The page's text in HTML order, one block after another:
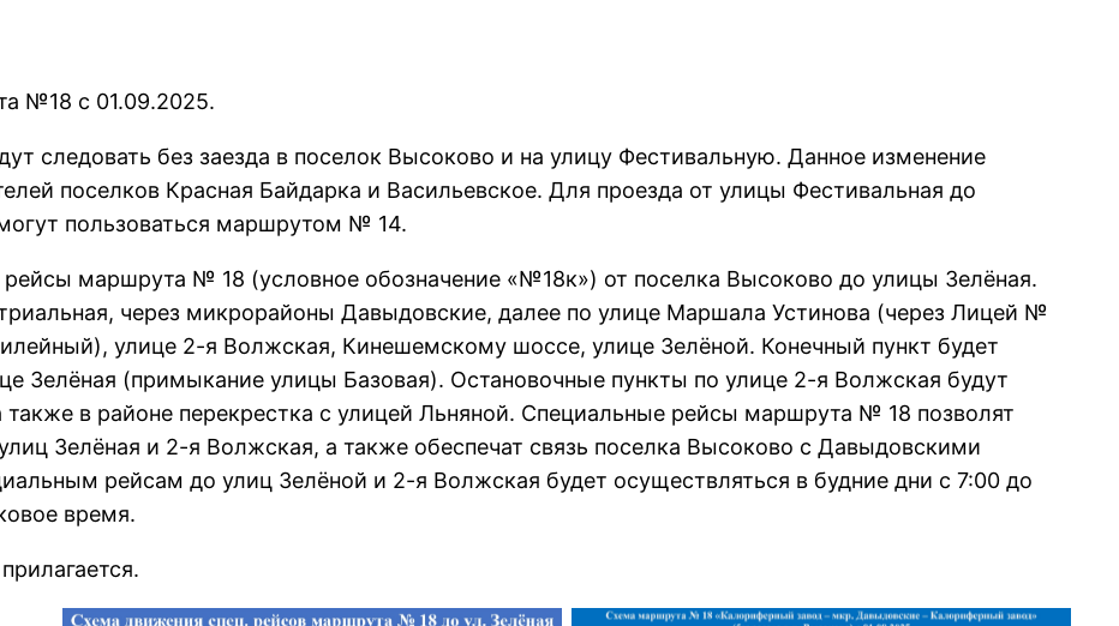
№18 с 01.09.2025.
следовать без заезда в поселок Высоково и на улицу Фестивальную. Данное изменение
поселков Красная Байдарка и Васильевское. Для проезда от улицы Фестивальная до
пользоваться маршрутом № 14.
маршрута № 18 (условное обозначение «№18к») от поселка Высоково до улицы Зелёная.
через микрорайоны Давыдовские, далее по улице Маршала Устинова (через Лицей №
улице 2-я Волжская, Кинешемскому шоссе, улице Зелёной. Конечный пункт будет
Зелёная (примыкание улицы Базовая). Остановочные пункты по улице 2-я Волжская будут
в районе перекрестка с улицей Льняной. Специальные рейсы маршрута № 18 позволят
Зелёная и 2-я Волжская, а также обеспечат связь поселка Высоково с Давыдовскими
рейсам до улиц Зелёной и 2-я Волжская будет осуществляться в будние дни с 7:00 до
время.